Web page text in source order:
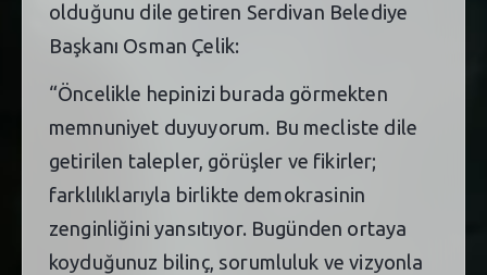
olduğunu dile getiren Serdivan Belediye
Başkanı Osman Çelik:
“Öncelikle hepinizi burada görmekten
memnuniyet duyuyorum. Bu mecliste dile
getirilen talepler, görüşler ve fikirler;
farklılıklarıyla birlikte demokrasinin
zenginliğini yansıtıyor. Bugünden ortaya
koyduğunuz bilinç, sorumluluk ve vizyonla